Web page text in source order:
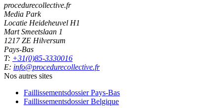
procedurecollective.fr
Media Park
Locatie Heideheuvel H1
Mart Smeetslaan 1
1217 ZE Hilversum
Pays-Bas
T: +31(0)85-3330016
E: info@procedurecollective.fr
Nos autres sites
Faillissementsdossier Pays-Bas
Faillissementsdossier Belgique